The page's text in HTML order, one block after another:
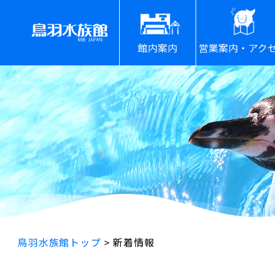
館内案内 営業案内・アク
鳥羽水族館トップ >新着情報